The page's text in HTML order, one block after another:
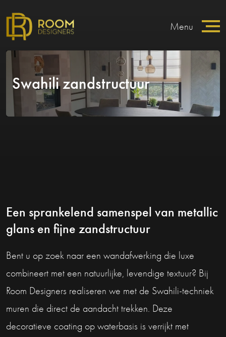
Menu
Swahili zandstructuur
Een sprankelend samenspel van metallic
glans en fijne zandstructuur
Bent u op zoek naar een wandafwerking die luxe
combineert met een natuurlijke, levendige textuur? Bij
Room Designers realiseren we met de Swahili-techniek
muren die direct de aandacht trekken. Deze
decoratieve coating op waterbasis is verrijkt met